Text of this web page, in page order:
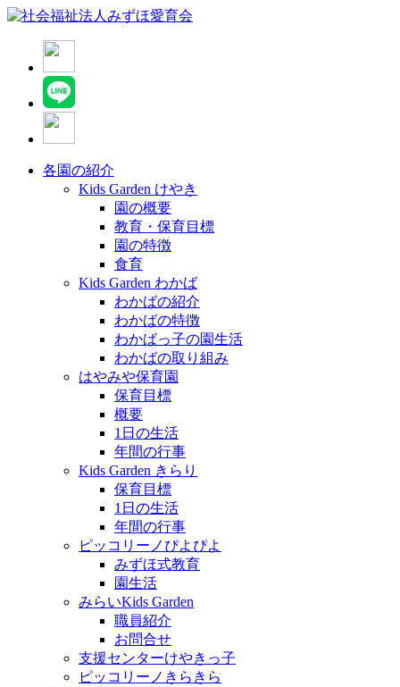
各園の紹介
Kids Garden けやき
園の概要
教育・保育目標
園の特徴
食育
Kids Garden わかば
わかばの紹介
わかばの特徴
わかばっ子の園生活
わかばの取り組み
はやみや保育園
保育目標
概要
1日の生活
年間の行事
Kids Garden きらり
保育目標
1日の生活
年間の行事
ピッコリーノぴよぴよ
みずほ式教育
園生活
みらいKids Garden
職員紹介
お問合せ
支援センターけやきっ子
ピッコリーノきらきら